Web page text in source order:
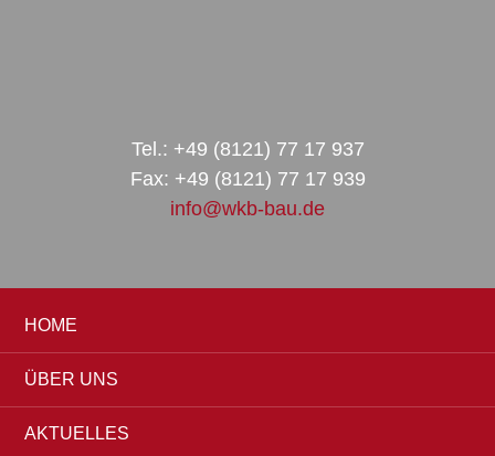
Tel.: +49 (8121) 77 17 937
Fax: +49 (8121) 77 17 939
info@wkb-bau.de
HOME
ÜBER UNS
AKTUELLES